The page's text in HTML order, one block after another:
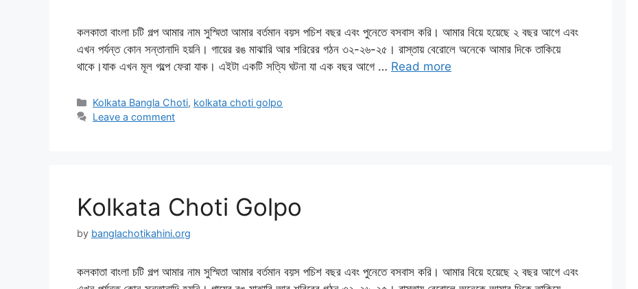
কলকাতা বাংলা চটি গল্প আমার নাম সুস্মিতা আমার বর্তমান বয়স পচিশ বছর এবং পুনেতে বসবাস করি। আমার বিয়ে হয়েছে ২ বছর আগে এবং
এখন পর্যন্ত কোন সন্তানাদি হয়নি। গায়ের রঙ মাঝারি আর শরিরের গঠন ৩২-২৬-২৫। রাস্তায় বেরোলে অনেকে আমার দিকে তাকিয়ে
থাকে।যাক এখন মূল গল্পে ফেরা যাক। এইটা একটি সত্যি ঘটনা যা এক বছর আগে … Read more
Categories
Kolkata Bangla Choti, kolkata choti golpo
Leave a comment
Kolkata Choti Golpo
by banglachotikahini.org
কলকাতা বাংলা চটি গল্প আমার নাম সুস্মিতা আমার বর্তমান বয়স পচিশ বছর এবং পুনেতে বসবাস করি। আমার বিয়ে হয়েছে ২ বছর আগে এবং